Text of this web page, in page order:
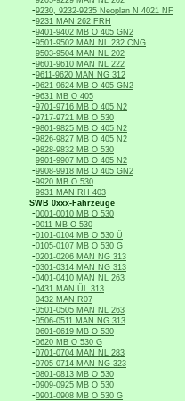
-9230, 9232-9235 Neoplan N 4021 NF
-9231 MAN 262 FRH
-9401-9402 MB O 405 GN2
-9501-9502 MAN NL 232 CNG
-9503-9504 MAN NL 202
-9601-9610 MAN NL 222
-9611-9620 MAN NG 312
-9621-9624 MB O 405 GN2
-9631 MB O 405
-9701-9716 MB O 405 N2
-9717-9721 MB O 530
-9801-9825 MB O 405 N2
-9826-9827 MB O 405 N2
-9828-9832 MB O 530
-9901-9907 MB O 405 N2
-9908-9918 MB O 405 GN2
-9920 MB O 530
-9931 MAN RH 403
SWB 0xxx-Fahrzeuge
-0001-0010 MB O 530
-0011 MB O 530
-0101-0104 MB O 530 Ü
-0105-0107 MB O 530 G
-0201-0206 MAN NG 313
-0301-0314 MAN NG 313
-0401-0410 MAN NL 263
-0431 MAN ÜL 313
-0432 MAN R07
-0501-0505 MAN NL 263
-0506-0511 MAN NG 313
-0601-0619 MB O 530
-0620 MB O 530 G
-0701-0704 MAN NL 283
-0705-0714 MAN NG 323
-0801-0813 MB O 530
-0909-0925 MB O 530
-0901-0908 MB O 530 G